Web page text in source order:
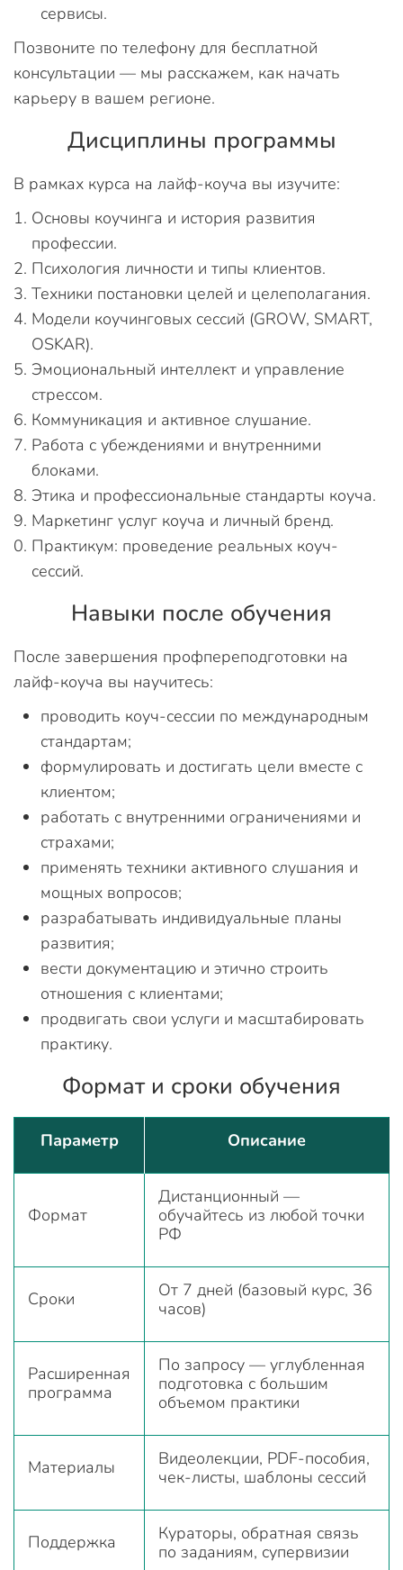
сервисы.
Позвоните по телефону для бесплатной
консультации — мы расскажем, как начать
карьеру в вашем регионе.
Дисциплины программы
В рамках курса на лайф-коуча вы изучите:
Основы коучинга и история развития
профессии.
Психология личности и типы клиентов.
Техники постановки целей и целеполагания.
Модели коучинговых сессий (GROW, SMART,
OSKAR).
Эмоциональный интеллект и управление
стрессом.
Коммуникация и активное слушание.
Работа с убеждениями и внутренними
блоками.
Этика и профессиональные стандарты коуча.
Маркетинг услуг коуча и личный бренд.
Практикум: проведение реальных коуч-
сессий.
Навыки после обучения
После завершения профпереподготовки на
лайф-коуча вы научитесь:
проводить коуч-сессии по международным
стандартам;
формулировать и достигать цели вместе с
клиентом;
работать с внутренними ограничениями и
страхами;
применять техники активного слушания и
мощных вопросов;
разрабатывать индивидуальные планы
развития;
вести документацию и этично строить
отношения с клиентами;
продвигать свои услуги и масштабировать
практику.
Формат и сроки обучения
Параметр Описание
Формат
Дистанционный —
обучайтесь из любой точки
РФ
Сроки
От 7 дней (базовый курс, 36
часов)
Расширенная
программа
По запросу — углубленная
подготовка с большим
объемом практики
Материалы
Видеолекции, PDF-пособия,
чек-листы, шаблоны сессий
Поддержка
Кураторы, обратная связь
по заданиям, супервизии